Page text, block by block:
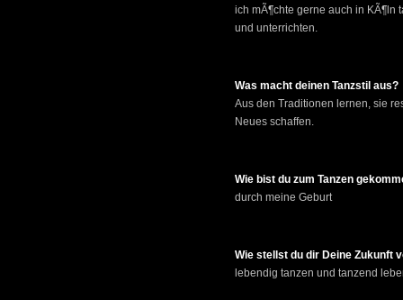
ich mÃ¶chte gerne auch in KÃ¶ln
und unterrichten.
Was macht deinen Tanzstil aus?
Aus den Traditionen lernen, sie
Neues schaffen.
Wie bist du zum Tanzen
durch meine Geburt
Wie stellst du dir Deine Zukunft
lebendig tanzen und tanzend